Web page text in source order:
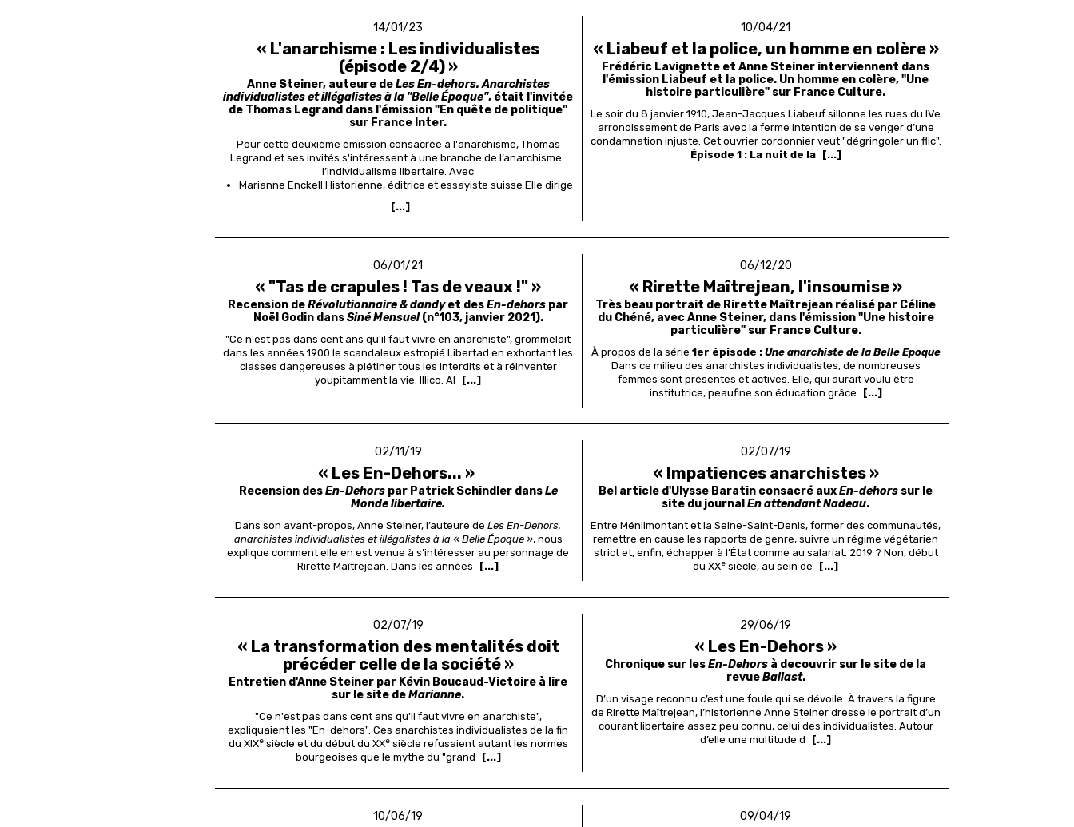
14/01/23
« L'anarchisme : Les individualistes
(épisode 2/4) »
Anne Steiner, auteure deLes En-dehors. Anarchistes
individualistes et illégalistes à la "Belle Époque", était l'invitée
de Thomas Legrand dans l'émission "En quête de politique"
sur France Inter.
Pour cette deuxième émission consacrée à l'anarchisme, Thomas
Legrand et ses invités s'intéressent à une branche de l’anarchisme :
l’individualisme libertaire. Avec
Marianne Enckell Historienne, éditrice et essayiste suisse Elle dirige
[...]
10/04/21
« Liabeuf et la police, un homme en colère »
Frédéric Lavignette et Anne Steiner interviennent dans
l'émission Liabeuf et la police. Un homme en colère, "Une
histoire particulière" sur France Culture.
Le soir du 8 janvier 1910, Jean-Jacques Liabeuf sillonne les rues du IVe
arrondissement de Paris avec la ferme intention de se venger d’une
condamnation injuste. Cet ouvrier cordonnier veut "dégringoler un flic".
Épisode 1 : La nuit de la
[...]
06/01/21
« "Tas de crapules ! Tas de veaux !" »
Recension deRévolutionnaire & dandyet desEn-dehors par
Noël Godin dansSiné Mensuel(n°103, janvier 2021).
"Ce n'est pas dans cent ans qu'il faut vivre en anarchiste", grommelait
dans les années 1900 le scandaleux estropié Libertad en exhortant les
classes dangereuses à piétiner tous les interdits et à réinventer
youpitamment la vie. Illico. Al [...]
06/12/20
« Rirette Maîtrejean, l'insoumise »
Très beau portrait de Rirette Maîtrejean réalisé par Céline
du Chéné, avec Anne Steiner, dans l'émission "Une histoire
particulière" sur France Culture.
À propos de la série 1er épisode : Une anarchiste de la Belle Epoque
Dans ce milieu des anarchistes individualistes, de nombreuses
femmes sont présentes et actives. Elle, qui aurait voulu être
institutrice, peaufine son éducation grâce
[...]
02/11/19
« Les En-Dehors... »
Recension desEn-Dehorspar Patrick Schindler dansLe
Monde libertaire.
Dans son avant-propos, Anne Steiner, l’auteure deLes En-Dehors,
anarchistes individualistes et illégalistes à la « Belle Époque », nous
explique comment elle en est venue à s’intéresser au personnage de
Rirette Maîtrejean. Dans les années
[...]
02/07/19
« Impatiences anarchistes »
Bel article d'Ulysse Baratin consacré auxEn-dehors sur le
site du journalEn attendant Nadeau.
Entre Ménilmontant et la Seine-Saint-Denis, former des communautés,
remettre en cause les rapports de genre, suivre un régime végétarien
strict et, enfin, échapper à l’État comme au salariat. 2019 ? Non, début
du XXe siècle, au sein de [...]
02/07/19
« La transformation des mentalités doit
précéder celle de la société »
Entretien d'Anne Steiner par Kévin Boucaud-Victoire à lire
sur le site deMarianne.
"Ce n'est pas dans cent ans qu'il faut vivre en anarchiste",
expliquaient les "En-dehors". Ces anarchistes individualistes de la fin
du XIXesiècle et du début du XXesiècle refusaient autant les normes
bourgeoises que le mythe du "grand
[...]
29/06/19
« Les En-Dehors »
Chronique sur lesEn-Dehors à decouvrir sur le site de la
revueBallast.
D’un visage reconnu c’est une foule qui se dévoile. À travers la figure
de Rirette Maîtrejean, l’historienne Anne Steiner dresse le portrait d’un
courant libertaire assez peu connu, celui des individualistes. Autour
d’elle une multitude d
[...]
10/06/19 09/04/19